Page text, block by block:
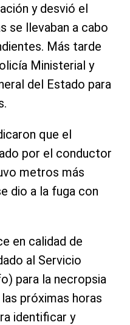
y desvió el
se llevaban a cabo
Más tarde
Ministerial y
del Estado para
que el
por el conductor
metros más
dio a la fuga con
en calidad de
al Servicio
para la necropsia
próximas horas
identificar y